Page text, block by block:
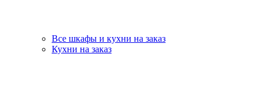
Все шкафы и кухни на заказ
Кухни на заказ